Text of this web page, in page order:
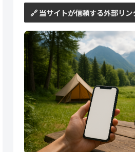
🔗 当サイトが信頼する外部リ